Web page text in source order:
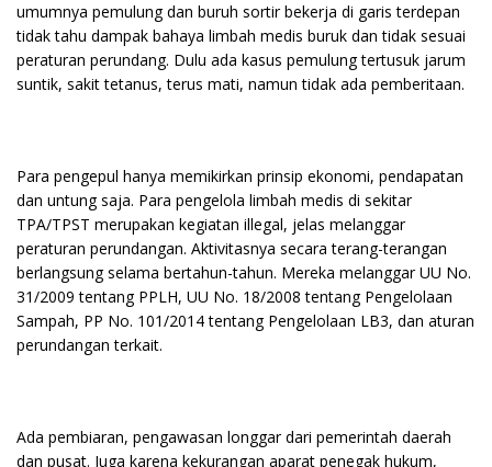
umumnya pemulung dan buruh sortir bekerja di garis terdepan
tidak tahu dampak bahaya limbah medis buruk dan tidak sesuai
peraturan perundang. Dulu ada kasus pemulung tertusuk jarum
suntik, sakit tetanus, terus mati, namun tidak ada pemberitaan.
Para pengepul hanya memikirkan prinsip ekonomi, pendapatan
dan untung saja. Para pengelola limbah medis di sekitar
TPA/TPST merupakan kegiatan illegal, jelas melanggar
peraturan perundangan. Aktivitasnya secara terang-terangan
berlangsung selama bertahun-tahun. Mereka melanggar UU No.
31/2009 tentang PPLH, UU No. 18/2008 tentang Pengelolaan
Sampah, PP No. 101/2014 tentang Pengelolaan LB3, dan aturan
perundangan terkait.
Ada pembiaran, pengawasan longgar dari pemerintah daerah
dan pusat. Juga karena kekurangan aparat penegak hukum,